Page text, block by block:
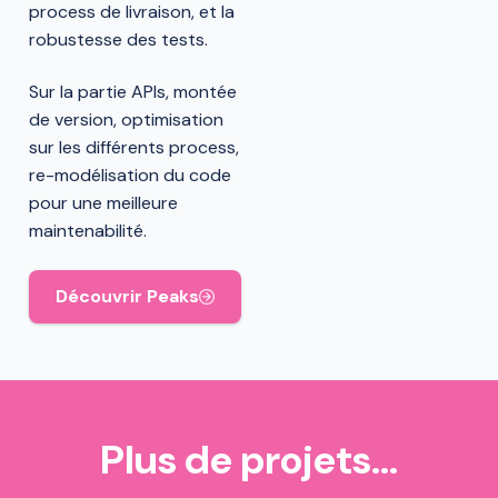
process de livraison, et la
robustesse des tests.
Sur la partie APIs, montée
de version, optimisation
sur les différents process,
re-modélisation du code
pour une meilleure
maintenabilité.
Découvrir Peaks
Plus de projets…